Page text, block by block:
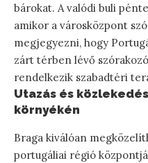
bárokat. A valódi buli
amikor a városközpont
megjegyezni, hogy
zárt térben lévő
rendelkezik szabadtéri
Utazás és
környékén
Braga kiválóan
portugáliai régió